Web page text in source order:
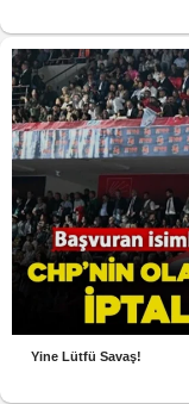
Yine Lütfü Savaş!